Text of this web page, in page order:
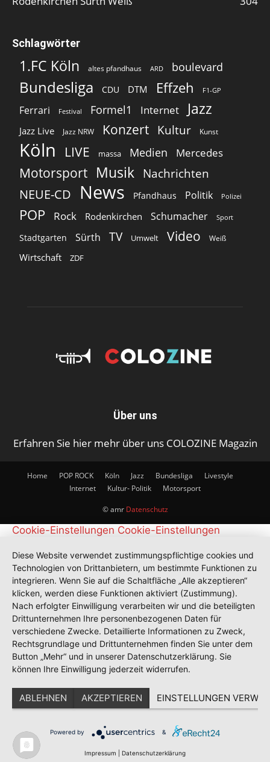
Schlagwörter
1.FC Köln altes pfandhaus ARD boulevard
Bundesliga CDU DTM Effzeh F1-GP
Ferrari Festival Formel1 Internet Jazz
Jazz Live Jazz NRW Konzert Kultur Kunst
Köln LIVE massa Medien Mercedes
Motorsport Musik Nachrichten
NEUE-CD
News Pfandhaus Politik Polizei
POP Rock Rodenkirchen Schumacher Sport
Stadtgarten Sürth TV Umwelt Video Weiß
Wirtschaft ZDF
Über uns
Erfahren Sie hier mehr über uns COLOZINE Magazin
Home POP ROCK Köln Jazz Bundesliga
Livestyle
Internet
Kultur- Politik Motorsport
© amr Datenschutz
Cookie-Einstellungen Cookie-Einstellungen
Diese Website verwendet zustimmungspflichtige cookies und
Technologien von Drittanbietern, um bestimmte Funktionen zu
integrieren. Wenn Sie auf die Schaltfläche „Alle akzeptieren“
klicken, werden diese Funktionen aktiviert (Zustimmung).
Nach erfolgter Einwilligung verarbeiten wir und die beteiligten
Drittunternehmen Ihre personenbezogenen Daten für
verschiedene Zwecke. Detaillierte Informationen zu Zweck,
Rechtsgrundlage und Drittunternehmen finden Sie unter dem
Button „Mehr“ und in unserer Datenschutzerklärung. Sie
können Ihre Einwilligung jederzeit widerrufen.
ABLEHNEN AKZEPTIEREN EINSTELLUNGEN
Powered by &
Impressum Datenschutzerklärung